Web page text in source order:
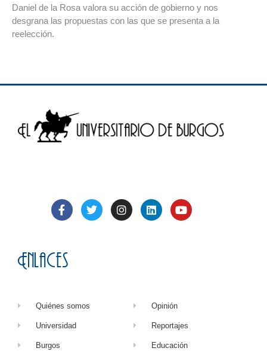
Daniel de la Rosa valora su acción de gobierno y nos
desgrana las propuestas con las que se presenta a la
reelección.
Enlaces
Quiénes somos
Universidad
Burgos
Opinión
Reportajes
Educación